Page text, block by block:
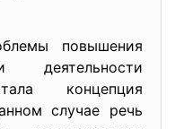
повышения
деятельности
концепция
случае речь